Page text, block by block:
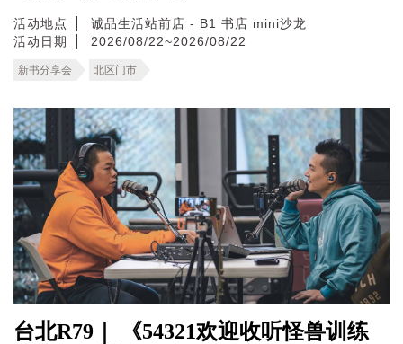
活动地点
诚品生活站前店 - B1 书店 mini沙龙
活动日期
2026/08/22~2026/08/22
新书分享会 北区门市
台北R79｜ 《54321欢迎收听怪兽训练